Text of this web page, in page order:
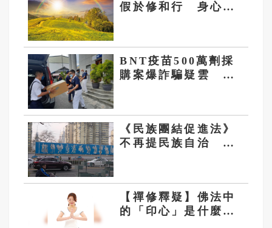
假於修和行 身心清
BNT疫苗500萬劑採
購案爆詐騙疑雲 慈
權益
《民族團結促進法》
不再提民族自治 要
【禪修釋疑】佛法中
的「印心」是什麼意